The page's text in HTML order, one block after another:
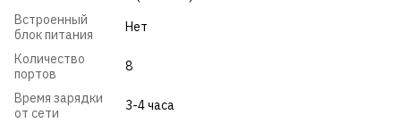
Встроенный
блок питания
Нет
Количество
портов
8
Время зарядки
от сети
3-4 часа